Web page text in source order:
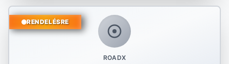
ROADX
RENDELÉSRE